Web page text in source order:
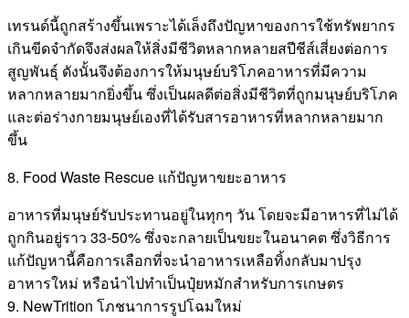
เทรนด์นี้ถูกสร้างขึ้นเพราะได้เล็งถึงปัญหาของการใช้ทรัพยากร
เกินขีดจำกัดจึงส่งผลให้สิ่งมีชีวิตหลากหลายสปีชีส์เสี่ยงต่อการ
สูญพันธุ์ ดังนั้นจึงต้องการให้มนุษย์บริโภคอาหารที่มีความ
หลากหลายมากยิ่งขึ้น ซึ่งเป็นผลดีต่อสิ่งมีชีวิตที่ถูกมนุษย์บริโภค
และต่อร่างกายมนุษย์เองที่ได้รับสารอาหารที่หลากหลายมาก
ขึ้น
8. Food Waste Rescue แก้ปัญหาขยะอาหาร
อาหารที่มนุษย์รับประทานอยู่ในทุกๆ วัน โดยจะมีอาหารที่ไม่ได้
ถูกกินอยู่ราว 33-50% ซึ่งจะกลายเป็นขยะในอนาคต ซึ่งวิธีการ
แก้ปัญหานี้คือการเลือกที่จะนำอาหารเหลือทิ้งกลับมาปรุง
อาหารใหม่ หรือนำไปทำเป็นปุ๋ยหมักสำหรับการเกษตร
9. NewTrition โภชนาการรูปโฉมใหม่